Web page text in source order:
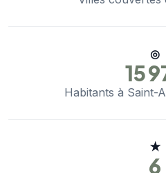
◎
15
Habitants à Saint-
★
6